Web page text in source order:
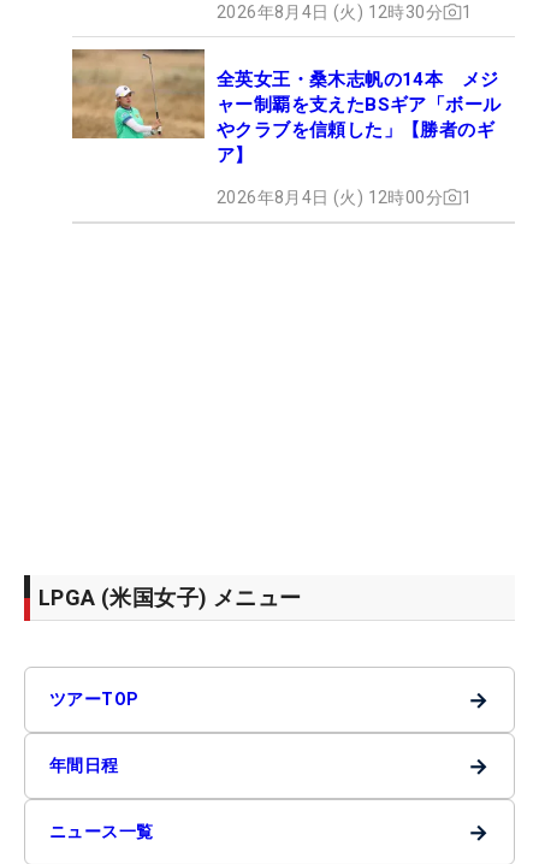
2026年8月4日 (火) 12時30分 1
全英女王・桑木志帆の14本 メジ
ャー制覇を支えたBSギア「ボール
やクラブを信頼した」【勝者のギ
ア】
2026年8月4日 (火) 12時00分 1
LPGA (米国女子) メニュー
ツアーTOP →
年間日程 →
ニュース一覧 →